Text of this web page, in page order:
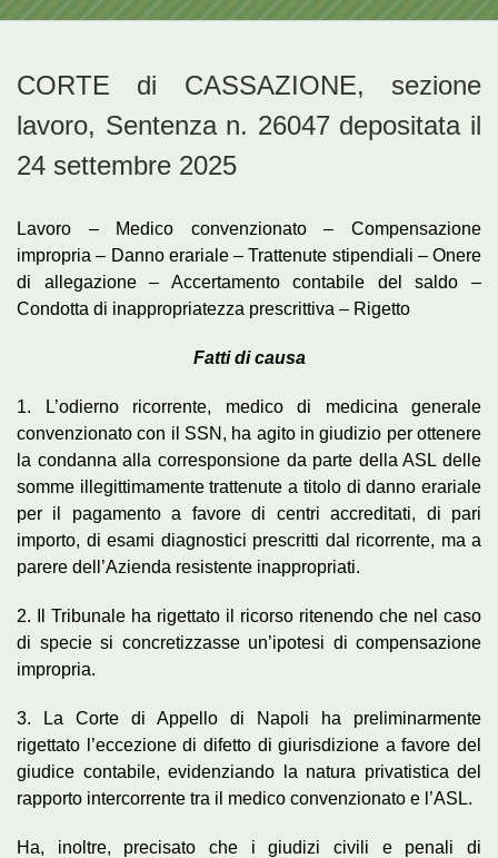
CORTE di CASSAZIONE, sezione
lavoro, Sentenza n. 26047 depositata il
24 settembre 2025
Lavoro – Medico convenzionato – Compensazione
impropria – Danno erariale – Trattenute stipendiali – Onere
di allegazione – Accertamento contabile del saldo –
Condotta di inappropriatezza prescrittiva – Rigetto
Fatti di causa
1. L’odierno ricorrente, medico di medicina generale
convenzionato con il SSN, ha agito in giudizio per ottenere
la condanna alla corresponsione da parte della ASL delle
somme illegittimamente trattenute a titolo di danno erariale
per il pagamento a favore di centri accreditati, di pari
importo, di esami diagnostici prescritti dal ricorrente, ma a
parere dell’Azienda resistente inappropriati.
2. Il Tribunale ha rigettato il ricorso ritenendo che nel caso
di specie si concretizzasse un’ipotesi di compensazione
impropria.
3. La Corte di Appello di Napoli ha preliminarmente
rigettato l’eccezione di difetto di giurisdizione a favore del
giudice contabile, evidenziando la natura privatistica del
rapporto intercorrente tra il medico convenzionato e l’ASL.
Ha, inoltre, precisato che i giudizi civili e penali di